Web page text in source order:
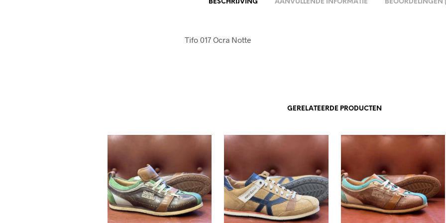
BESCHRIJVING AANVULLENDE INFORMATIE BEOORDELINGEN
Tifo 017 Ocra Notte
GERELATEERDE PRODUCTEN